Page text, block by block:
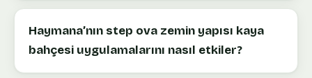
Haymana’nın step ova zemin yapısı kaya
bahçesi uygulamalarını nasıl etkiler?